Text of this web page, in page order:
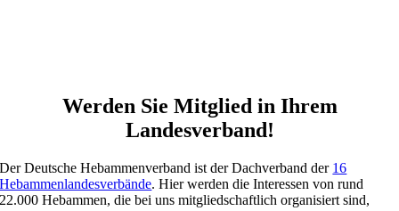
Werden Sie Mitglied in Ihrem
Landesverband!
Der Deutsche Hebammenverband ist der Dachverband der 16
Hebammenlandesverbände. Hier werden die Interessen von rund
22.000 Hebammen, die bei uns mitgliedschaftlich organisiert sind,